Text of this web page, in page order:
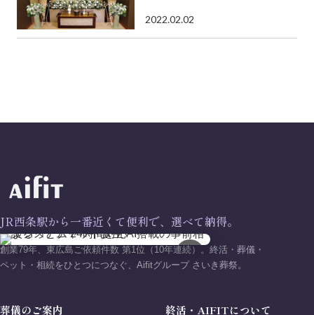
2022.02.02
JR西条駅から一番近くて便利で、選べて納得。
創業79年、東広島ご依頼件数 第1位（10年連続）。終活・葬儀・
ペット・相続をひとつにつなぐ、Aifitグループ さいき葬祭。
葬儀のご案内 終活・AIFITについて
×